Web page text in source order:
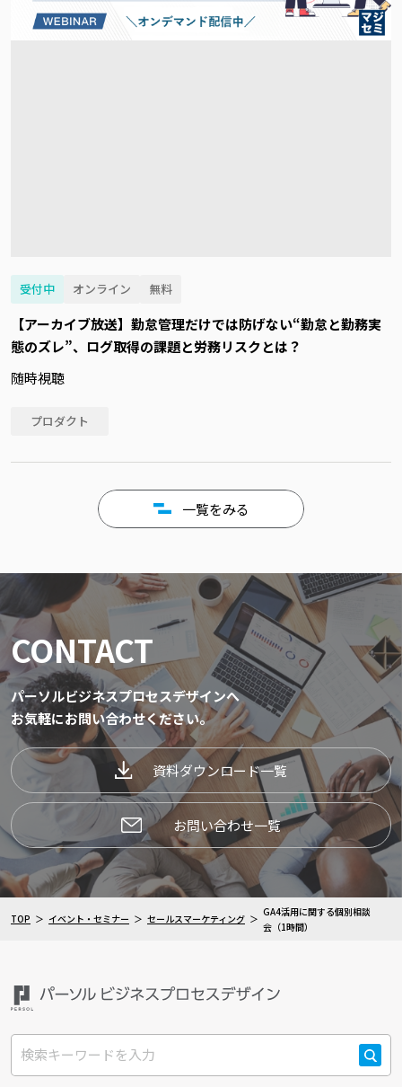
受付中 オンライン 無料
【アーカイブ放送】勤怠管理だけでは防げない“勤怠と勤務実
態のズレ”、ログ取得の課題と労務リスクとは？
随時視聴
プロダクト
一覧をみる
CONTACT
パーソルビジネスプロセスデザインへ
お気軽にお問い合わせください。
資料ダウンロード一覧
お問い合わせ一覧
TOP イベント・セミナー セールスマーケティング
GA4活用に関する個別相談
会（1時間）
検索